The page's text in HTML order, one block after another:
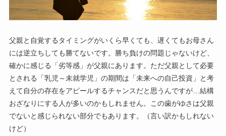
父親と自覚するタイミングがいくら早くても、遅くてもお母さん
には逆立ちしても勝てないです。勝ち負けの問題じゃないけど、
確かに感じる「劣等感」が父親にあります。ただ父親として必要
とされる「乳児～未就学児」の期間は「未来への自己投資」と考
えて自分の存在をアピールするチャンスだと思うんですが…結構
おざなりにする人が多いのかもしれません。この歯がゆさは父親
でないと感じられない部分でもあります。（言い訳かもしれない
けど）